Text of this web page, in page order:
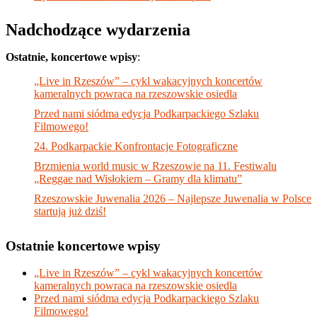
Nadchodzące wydarzenia
Ostatnie, koncertowe wpisy:
„Live in Rzeszów” – cykl wakacyjnych koncertów
kameralnych powraca na rzeszowskie osiedla
Przed nami siódma edycja Podkarpackiego Szlaku
Filmowego!
24. Podkarpackie Konfrontacje Fotograficzne
Brzmienia world music w Rzeszowie na 11. Festiwalu
„Reggae nad Wisłokiem – Gramy dla klimatu”
Rzeszowskie Juwenalia 2026 – Najlepsze Juwenalia w Polsce
startują już dziś!
Ostatnie koncertowe wpisy
„Live in Rzeszów” – cykl wakacyjnych koncertów
kameralnych powraca na rzeszowskie osiedla
Przed nami siódma edycja Podkarpackiego Szlaku
Filmowego!